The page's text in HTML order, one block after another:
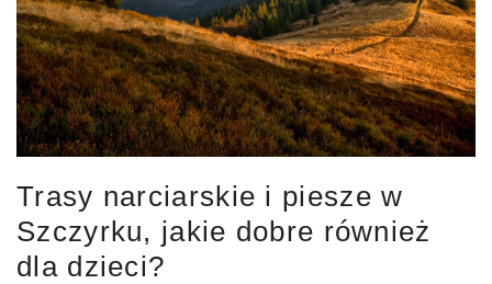
Trasy narciarskie i piesze w
Szczyrku, jakie dobre również
dla dzieci?